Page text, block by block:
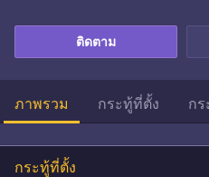
ติดตาม
ภาพรวม กระทู้ที่ตั้ง ก
กระทู้ที่ตั้ง